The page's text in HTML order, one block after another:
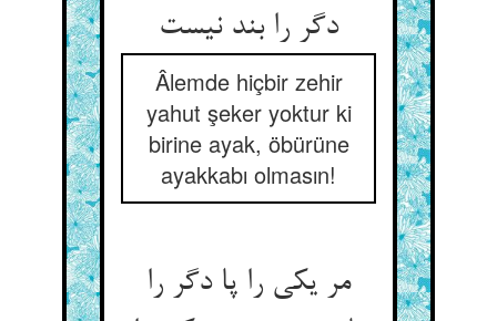
دگر را بند نیست
Âlemde hiçbir zehir
yahut şeker yoktur ki
birine ayak, öbürüne
ayakkabı olmasın!
مر یکی را پا دگر را